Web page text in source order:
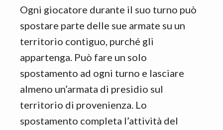
Ogni giocatore durante il suo turno può
spostare parte delle sue armate su un
territorio contiguo, purché gli
appartenga. Può fare un solo
spostamento ad ogni turno e lasciare
almeno un’armata di presidio sul
territorio di provenienza. Lo
spostamento completa l’attività del